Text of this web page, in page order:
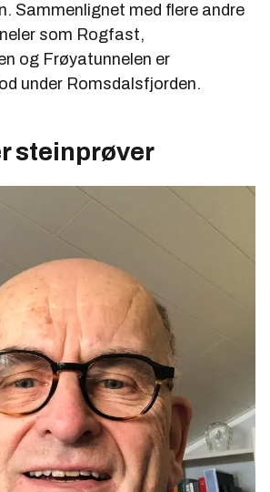
Sammenlignet med flere andre
som Rogfast,
og Frøyatunnelen er
under Romsdalsfjorden.
steinprøver